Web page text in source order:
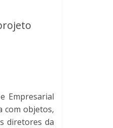
Empresarial
com objetos,
diretores da